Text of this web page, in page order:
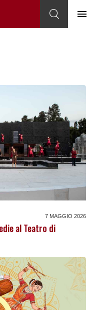
7 MAGGIO 2026
al Teatro di